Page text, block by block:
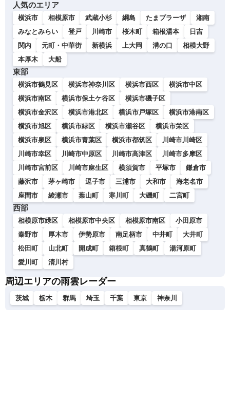
人気のエリア
横浜市 相模原市 武蔵小杉 綱島 たまプラーザ
湘南
みなとみらい
登戸 川崎市 桜木町 箱根湯本
日吉
関内
元町・中華街 新横浜 上大岡 溝の口
相模大野
本厚木
大船
東部
横浜市鶴見区 横浜市神奈川区 横浜市西区
横浜市中区
横浜市南区
横浜市保土ケ谷区
横浜市磯子区
横浜市金沢区
横浜市港北区 横浜市戸塚区
横浜市港南区
横浜市旭区
横浜市緑区 横浜市瀬谷区
横浜市栄区
横浜市泉区
横浜市青葉区 横浜市都筑区
川崎市川崎区
川崎市幸区
川崎市中原区 川崎市高津区
川崎市多摩区
川崎市宮前区
川崎市麻生区 横須賀市 平塚市
鎌倉市
藤沢市
茅ヶ崎市 逗子市 三浦市 大和市
海老名市
座間市
綾瀬市 葉山町 寒川町 大磯町 二宮町
西部
相模原市緑区 相模原市中央区 相模原市南区
小田原市
秦野市
厚木市 伊勢原市 南足柄市 中井町
大井町
松田町
山北町 開成町 箱根町 真鶴町
湯河原町
愛川町
清川村
周辺エリアの雨雲レーダー
茨城 栃木 群馬 埼玉 千葉 東京 神奈川